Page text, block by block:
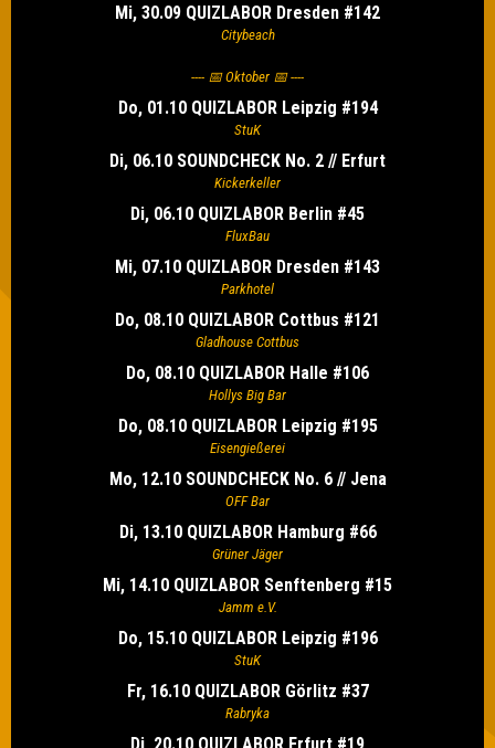
Mi, 30.09 QUIZLABOR Dresden #142
Citybeach
---- 📅 Oktober 📅 ----
Do, 01.10 QUIZLABOR Leipzig #194
StuK
Di, 06.10 SOUNDCHECK No. 2 // Erfurt
Kickerkeller
Di, 06.10 QUIZLABOR Berlin #45
FluxBau
Mi, 07.10 QUIZLABOR Dresden #143
Parkhotel
Do, 08.10 QUIZLABOR Cottbus #121
Gladhouse Cottbus
Do, 08.10 QUIZLABOR Halle #106
Hollys Big Bar
Do, 08.10 QUIZLABOR Leipzig #195
Eisengießerei
Mo, 12.10 SOUNDCHECK No. 6 // Jena
OFF Bar
Di, 13.10 QUIZLABOR Hamburg #66
Grüner Jäger
Mi, 14.10 QUIZLABOR Senftenberg #15
Jamm e.V.
Do, 15.10 QUIZLABOR Leipzig #196
StuK
Fr, 16.10 QUIZLABOR Görlitz #37
Rabryka